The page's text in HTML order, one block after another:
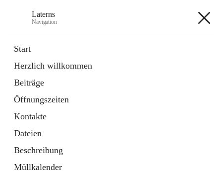
Laterns
Navigation
Start
Herzlich willkommen
Beiträge
Öffnungszeiten
Kontakte
Dateien
Beschreibung
Müllkalender
11 Schnellzugriffe
Soziales
1 Schnellzugriff